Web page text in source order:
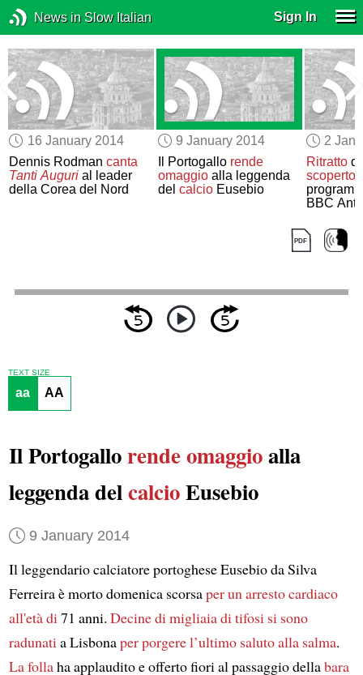
News in Slow Italian Sign In
16 January 2014
Dennis Rodmancanta
Tanti Auguri al leader
della Corea del Nord
9 January 2014
Il Portogallo rende
omaggioalla leggenda
del calcioEusebio
2
Ritrattodi
scoperto
BBC
TEXT SIZE
aa AA
Il Portogallorende omaggioalla
leggenda delcalcioEusebio
9 January 2014
Il leggendario calciatore portoghese Eusebio da Silva
Ferreira è morto domenica scorsaper un arresto cardiaco
all'età di71 anni. Decine di migliaia di tifosi si sono
radunatia Lisbonaper porgere l’ultimo salutoalla salma.
La follaha applaudito e offerto fiori al passaggio dellabara